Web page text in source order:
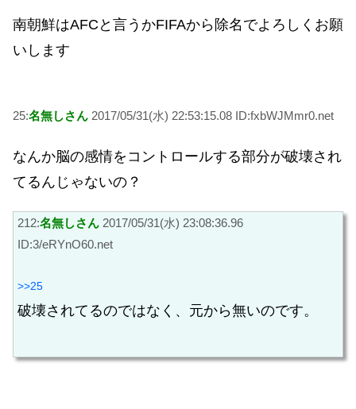
南朝鮮はAFCと言うかFIFAから除名でよろしくお願
いします
25:名無しさん 2017/05/31(水) 22:53:15.08 ID:fxbWJMmr0.net
なんか脳の感情をコントロールする部分が破壊され
てるんじゃないの？
212:名無しさん 2017/05/31(水) 23:08:36.96
ID:3/eRYnO60.net
>>25
破壊されてるのではなく、元から無いのです。